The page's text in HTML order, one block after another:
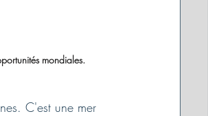
mondiales.
C'est une mer